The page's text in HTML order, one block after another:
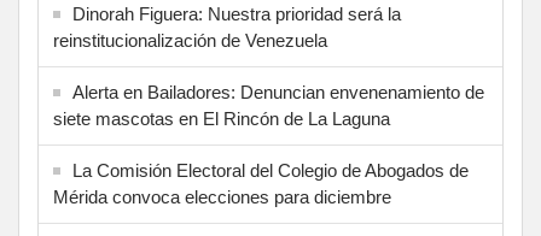
Dinorah Figuera: Nuestra prioridad será la
reinstitucionalización de Venezuela
Alerta en Bailadores: Denuncian envenenamiento de
siete mascotas en El Rincón de La Laguna
La Comisión Electoral del Colegio de Abogados de
Mérida convoca elecciones para diciembre